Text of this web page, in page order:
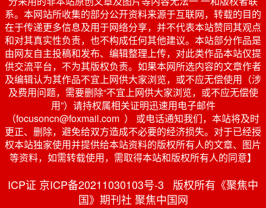
系。本网站所收集的部分公开资料来源于互联网，转载的目的
在于传递更多信息及用于网络分享，并不代表本站赞同其观点
和对其真实性负责，也不构成任何其他建议。本站部分作品是
由网友自主投稿和发布、编辑整理上传，对此类作品本站仅提
供交流平台，不为其版权负责。如果本网所选内容的文章作者
及编辑认为其作品不宜上网供大家浏览，或不应无偿使用（涉
及费用问题，需要删除“不宜上网供大家浏览，或不应无偿使
用”）请持权属相关证明迅速用电子邮件
（focusoncn@foxmail.com ） 或电话通知我们，本站将及时
更正、删除，避免给双方造成不必要的经济损失。对于已经授
权本站独家使用并提供给本站资料的版权所有人的文章、图片
等资料，如需转载使用，需取得本站和版权所有人的同意】
ICP证 京ICP备20211030103号-3 版权所有《聚焦中
国》期刊社 聚焦中国网